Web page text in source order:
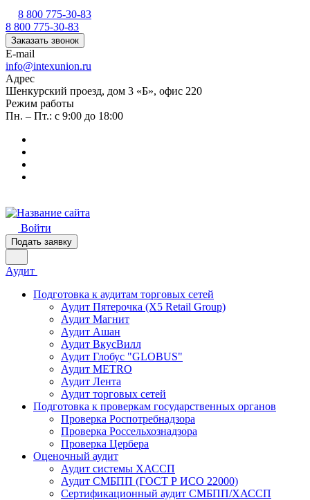
8 800 775-30-83
8 800 775-30-83
Заказать звонок
E-mail
info@intexunion.ru
Адрес
Шенкурский проезд, дом 3 «Б», офис 220
Режим работы
Пн. – Пт.: с 9:00 до 18:00
Войти
Подать заявку
Аудит
Подготовка к аудитам торговых сетей
Аудит Пятерочка (X5 Retail Group)
Аудит Магнит
Аудит Ашан
Аудит ВкусВилл
Аудит Глобус "GLOBUS"
Аудит METRO
Аудит Лента
Аудит торговых сетей
Подготовка к проверкам государственных органов
Проверка Роспотребнадзора
Проверка Россельхознадзора
Проверка Цербера
Оценочный аудит
Аудит системы ХАССП
Аудит СМБПП (ГОСТ Р ИСО 22000)
Сертификационный аудит СМБПП/ХАССП